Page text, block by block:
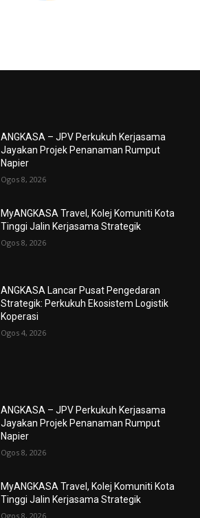
ANGKASA – JPV Perkukuh Kerjasama
Jayakan Projek Penanaman Rumput
Napier
Ogos 8, 2026
MyANGKASA Travel, Kolej Komuniti Kota
Tinggi Jalin Kerjasama Strategik
Ogos 8, 2026
ANGKASA Lancar Pusat Pengedaran
Strategik: Perkukuh Ekosistem Logistik
Koperasi
Ogos 4, 2026
ANGKASA – JPV Perkukuh Kerjasama
Jayakan Projek Penanaman Rumput
Napier
Ogos 8, 2026
MyANGKASA Travel, Kolej Komuniti Kota
Tinggi Jalin Kerjasama Strategik
Ogos 8, 2026